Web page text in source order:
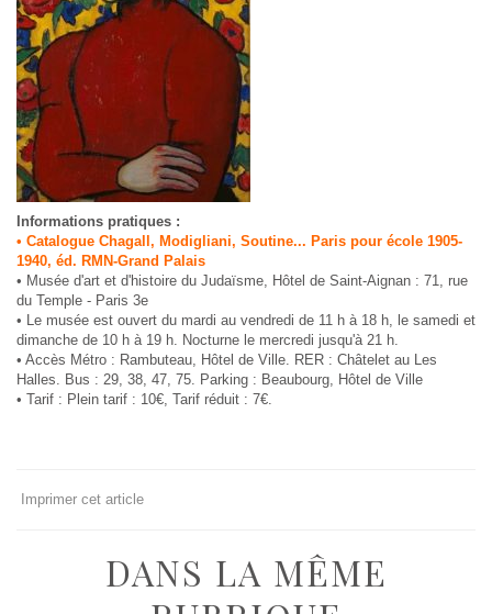
Informations pratiques :
• Catalogue Chagall, Modigliani, Soutine... Paris pour école 1905-
1940, éd. RMN-Grand Palais
• Musée d'art et d'histoire du Judaïsme, Hôtel de Saint-Aignan : 71, rue
du Temple - Paris 3e
• Le musée est ouvert du mardi au vendredi de 11 h à 18 h, le samedi et
dimanche de 10 h à 19 h. Nocturne le mercredi jusqu'à 21 h.
• Accès Métro : Rambuteau, Hôtel de Ville. RER : Châtelet au Les
Halles. Bus : 29, 38, 47, 75. Parking : Beaubourg, Hôtel de Ville
• Tarif : Plein tarif : 10€, Tarif réduit : 7€.
Imprimer cet article
DANS LA MÊME